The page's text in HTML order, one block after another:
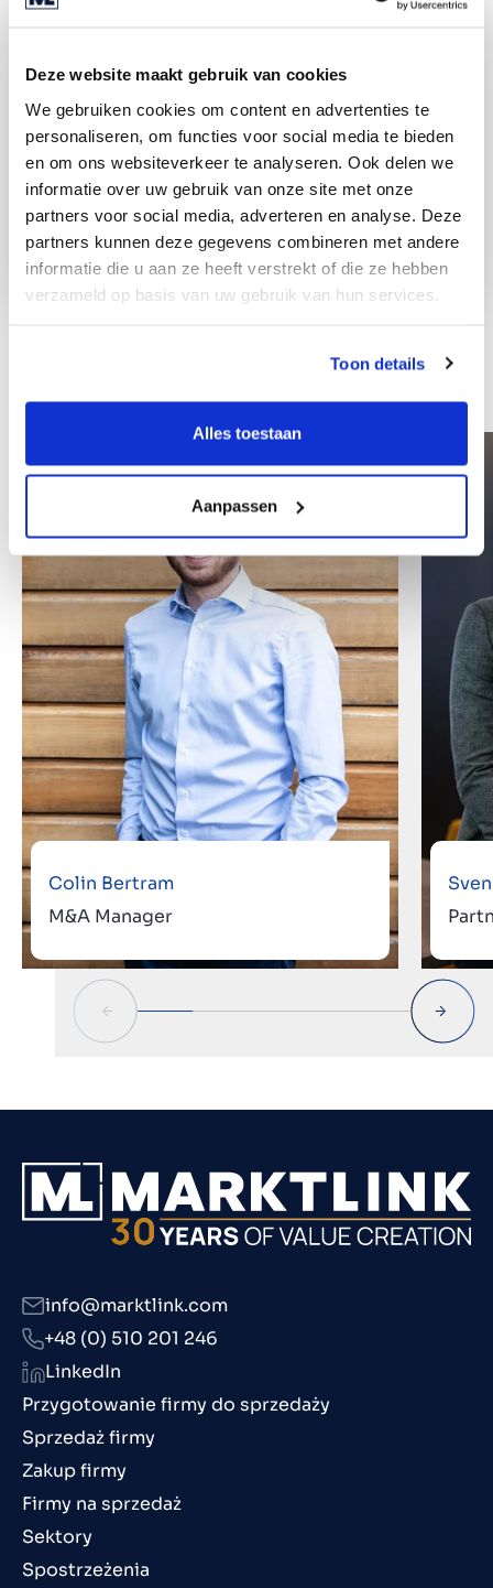
Deze website maakt gebruik van cookies
We gebruiken cookies om content en advertenties te
personaliseren, om functies voor social media te bieden
en om ons websiteverkeer te analyseren. Ook delen we
informatie over uw gebruik van onze site met onze
partners voor social media, adverteren en analyse. Deze
partners kunnen deze gegevens combineren met andere
informatie die u aan ze heeft verstrekt of die ze hebben
verzameld op basis van uw gebruik van hun services.
Toon details
Alles toestaan
Aanpassen
Colin Bertram
M&A Manager
Przygotowanie firmy do sprzedaży
Sprzedaż firmy
Zakup firmy
Firmy na sprzedaż
Sektory
Spostrzeżenia
info@marktlink.com
+48 (0) 510 201 246
LinkedIn